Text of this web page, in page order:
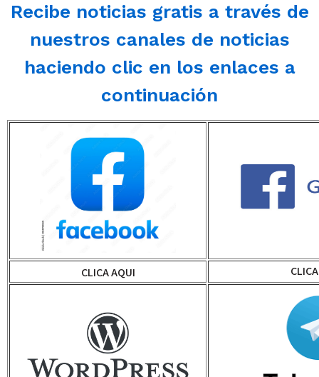
Recibe noticias gratis a través de
nuestros canales de noticias
haciendo clic en los enlaces a
continuación
CLICA AQUI